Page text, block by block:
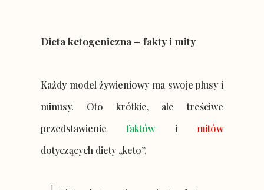
Dieta ketogeniczna – fakty i mity
Każdy model żywieniowy ma swoje plusy i
minusy. Oto krótkie, ale treściwe
przedstawienie faktówi mitów
dotyczących diety „keto”.